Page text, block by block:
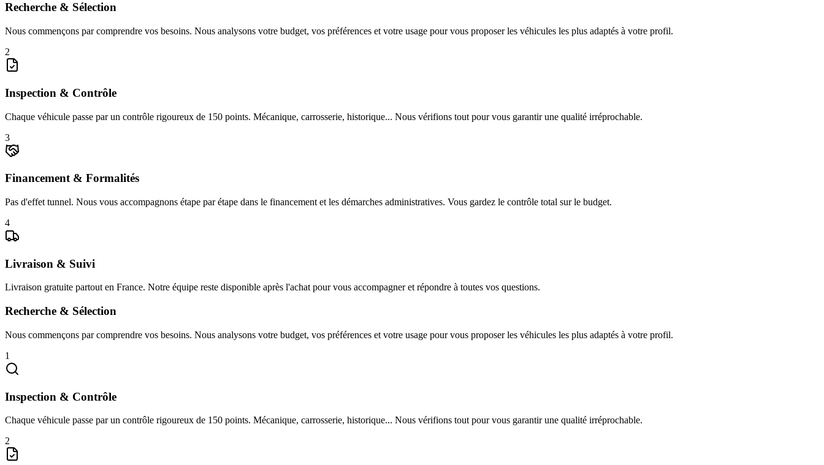
Recherche & Sélection
Nous commençons par comprendre vos besoins. Nous analysons votre budget, vos préférences et votre usage pour vous proposer les véhicules les plus adaptés à votre profil.
2
Inspection & Contrôle
Chaque véhicule passe par un contrôle rigoureux de 150 points. Mécanique, carrosserie, historique... Nous vérifions tout pour vous garantir une qualité irréprochable.
3
Financement & Formalités
Pas d'effet tunnel. Nous vous accompagnons étape par étape dans le financement et les démarches administratives. Vous gardez le contrôle total sur le budget.
4
Livraison & Suivi
Livraison gratuite partout en France. Notre équipe reste disponible après l'achat pour vous accompagner et répondre à toutes vos questions.
Recherche & Sélection
Nous commençons par comprendre vos besoins. Nous analysons votre budget, vos préférences et votre usage pour vous proposer les véhicules les plus adaptés à votre profil.
1
Inspection & Contrôle
Chaque véhicule passe par un contrôle rigoureux de 150 points. Mécanique, carrosserie, historique... Nous vérifions tout pour vous garantir une qualité irréprochable.
2